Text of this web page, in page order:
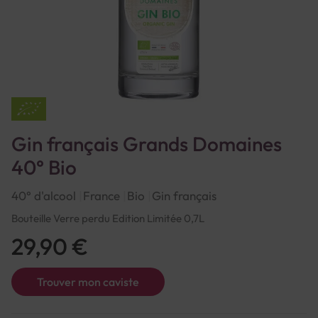
Gin français Grands Domaines
40° Bio
40° d'alcool France Bio Gin français
Bouteille Verre perdu Edition Limitée 0,7L
Trouver mon caviste
29,90 €